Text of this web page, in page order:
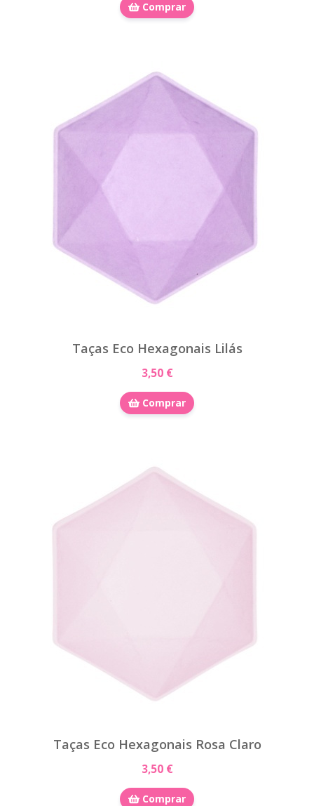
Comprar
Taças Eco Hexagonais Lilás
3,50 €
Comprar
Taças Eco Hexagonais Rosa Claro
3,50 €
Comprar